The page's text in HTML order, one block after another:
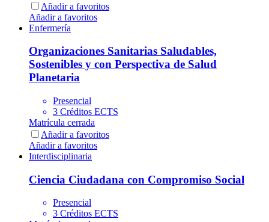
Añadir a favoritos
Añadir a favoritos
Enfermería
Organizaciones Sanitarias Saludables,
Sostenibles y con Perspectiva de Salud
Planetaria
Presencial
3 Créditos ECTS
Matrícula cerrada
Añadir a favoritos
Añadir a favoritos
Interdisciplinaria
Ciencia Ciudadana con Compromiso Social
Presencial
3 Créditos ECTS